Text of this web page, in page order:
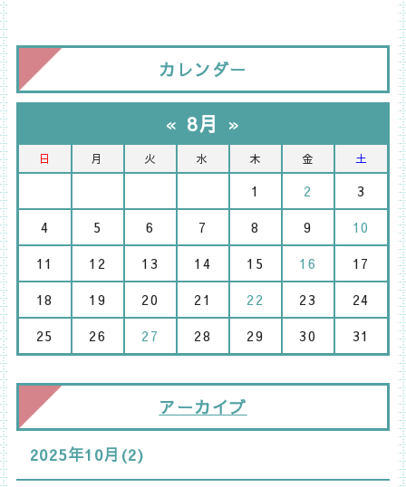
カレンダー
« 8月 »
日 月 火 水 木 金 土
1 2
3
4
5 6 7 8 9
10
11
12 13 14 15 16
17
18
19 20 21 22 23
24
25
26 27 28 29 30 31
アーカイブ
2025年10月(2)